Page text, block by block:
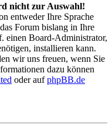
nicht zur Auswahl!
entweder Ihre Sprache
Forum bislang in Ihre
einen Board-Administrator,
installieren kann.
wir uns freuen, wenn Sie
dazu können
oder aufphpBB.de